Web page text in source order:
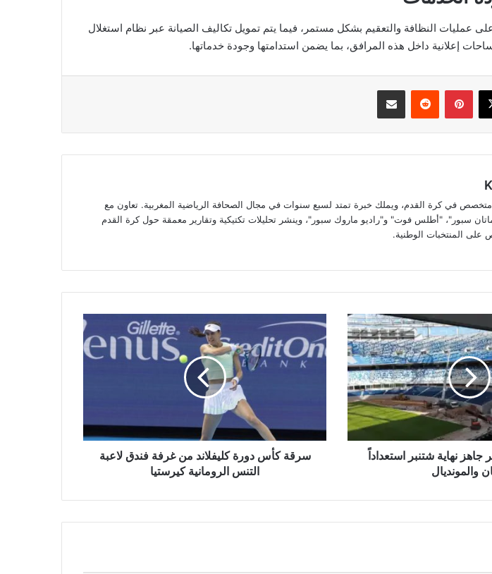
النظافة والتعقيم بشكل مستمر، فيما يتم تمويل تكاليف الصيانة عبر نظام استغلال
إعلانية داخل هذه المرافق، بما يضمن استدامتها وجودة خدماتها.
‫X بينتيريست مشاركة عبر البريد
في كرة القدم، ويملك خبرة تمتد لسبع سنوات في مجال الصحافة الرياضية المغربية. تعاون مع
سبور"، "أطلس فوت" و"راديو ماروك سبور"، وينشر تحليلات تكتيكية وتقارير معمقة حول كرة القدم
على المنتخبات الوطنية.
نهاية شتنبر استعداداً
والمونديال
سرقة
كأس
دورة
كليفلاند
التنس
الرومانية
سرقة كأس دورة كليفلاند من غرفة فندق لاعبة
التنس الرومانية كيرستيا